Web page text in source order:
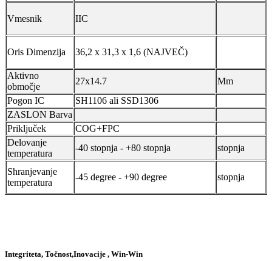
Vmesnik IIC
Oris Dimenzija 36,2 x 31,3 x 1,6 (NAJVEČ)
Aktivno
območje
27x14.7
Mm
Pogon IC
SH1106 ali SSD1306
ZASLON Barva
Priključek
COG+FPC
Delovanje
temperatura
-40 stopnja - +80 stopnja stopnja
Shranjevanje
temperatura
-45 degree - +90 degree stopnja
Integriteta, Točnost,Inovacije , Win-Win